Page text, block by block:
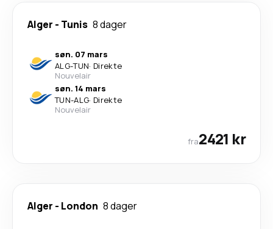
Alger - Tunis 8 dager
søn. 07 mars
ALG-TUN· Direkte
Nouvelair
søn. 14 mars
TUN-ALG· Direkte
Nouvelair
fra2421 kr
Alger - London 8 dager